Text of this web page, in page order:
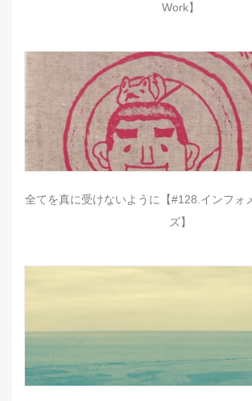
Work】
全てを真に受けないように【#128.インフォ
ズ】